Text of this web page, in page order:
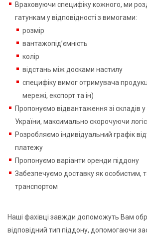
Враховуючи специфіку кожного, ми
гатункам у відповідності з вимогами:
розмір
вантажопід’ємність
колір
відстань між досками настилу
специфіку вимог отримувача
мережі, експорт та ін)
Пропонуємо відвантаження зі складів у
України, максимально скорочуючи
Розробляємо індивідуальний графік
платежу
Пропонуємо варіанти оренди піддону
Забезпечуємо доставку як особистим,
транспортом
Наші фахівці завжди допоможуть Вам
відповідний тип піддону, допомогаючи